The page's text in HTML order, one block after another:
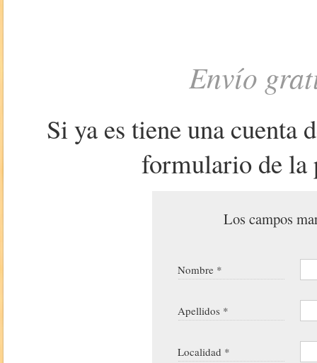
Envío
Si ya es tiene una cuenta
formulario de la
Los campos
Nombre *
Apellidos *
Localidad *